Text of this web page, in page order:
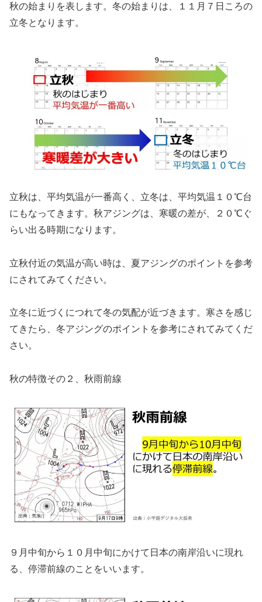
秋の始まりを表します。冬の始まりは、１１月７日ころの
立冬となります。
立秋は、平均気温が一番高く、立冬は、平均気温１０℃台
にもなってきます。秋アジングは、寒暖の差が、２０℃ぐ
らい出る時期になります。
立秋付近の気温が高い時は、夏アジングのポイントを参考
にされてみてください。
立冬に近づくにつれて冬の気配が近づきます。寒さを感じ
てきたら、冬アジングのポイントを参考にされてみてくだ
さい。
秋の特徴その２、秋雨前線
９月中旬から１０月中旬にかけて日本の南岸沿いに現れ
る、停滞前線のことをいいます。